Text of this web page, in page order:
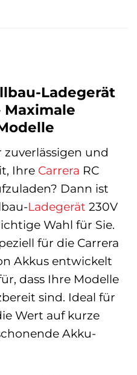
Ladegerät
Maximale
zuverlässigen und
Ihre Carrera RC
Dann ist
Ladegerät 230V
Wahl für Sie.
für die Carrera
Akkus entwickelt
dass Ihre Modelle
sind. Ideal für
Wert auf kurze
Akku-